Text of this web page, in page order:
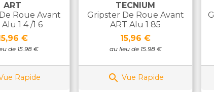
ART
Roue Avant
1 4 /1 6
€
de 15.98 €
Rapide
TECNIUM
Gripster De Roue Avant
ART Alu 1 85
Prix
15,96 €
au lieu de 15.98 €
 Vue Rapide